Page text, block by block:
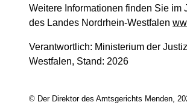
Weitere Informationen finden Sie im
des Landes Nordrhein-Westfalen
Verantwortlich: Ministerium der
Westfalen, Stand: 2026
© Der Direktor des Amtsgerichts Menden,